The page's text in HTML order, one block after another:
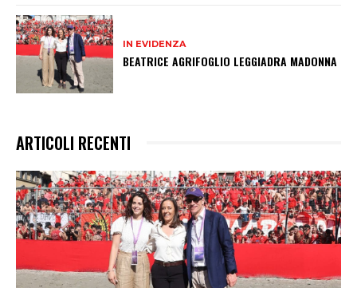
IN EVIDENZA
BEATRICE AGRIFOGLIO LEGGIADRA MADONNA
ARTICOLI RECENTI